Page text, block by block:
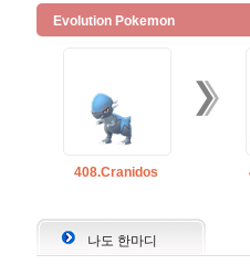
Evolution Pokemon
408.Cranidos
나도 한마디